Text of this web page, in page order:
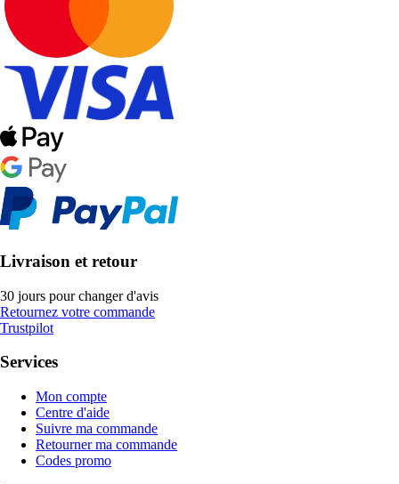
Livraison et retour
30 jours pour changer d'avis
Retournez votre commande
Trustpilot
Services
Mon compte
Centre d'aide
Suivre ma commande
Retourner ma commande
Codes promo